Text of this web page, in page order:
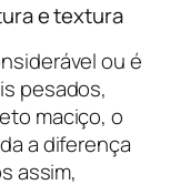
e textura
ou é
pesados,
maciço, o
a diferença
assim,